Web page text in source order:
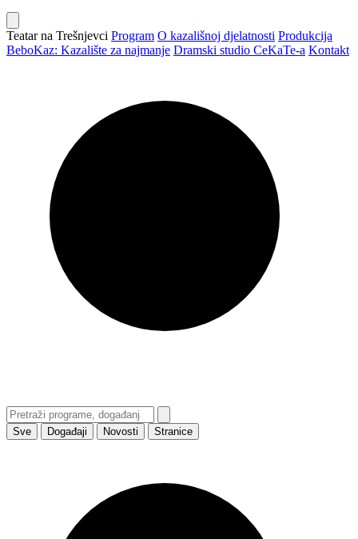
Teatar na Trešnjevci Program O kazališnoj djelatnosti Produkcija
BeboKaz: Kazalište za najmanje Dramski studio CeKaTe-a Kontakt
Sve Događaji Novosti Stranice